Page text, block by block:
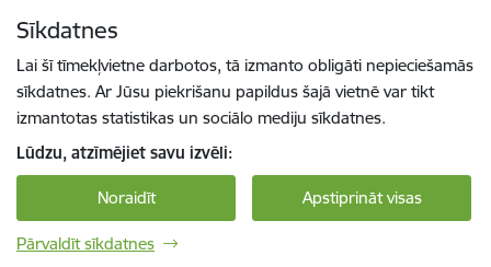
Sīkdatnes
Lai šī tīmekļvietne darbotos, tā izmanto obligāti nepieciešamās
sīkdatnes. Ar Jūsu piekrišanu papildus šajā vietnē var tikt
izmantotas statistikas un sociālo mediju sīkdatnes.
Lūdzu, atzīmējiet savu izvēli:
Noraidīt Apstiprināt visas
Pārvaldīt sīkdatnes